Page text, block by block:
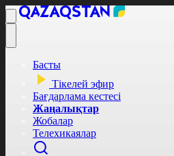
Басты
Тікелей эфир
Бағдарлама кестесі
Жаңалықтар
Жобалар
Телехикаялар